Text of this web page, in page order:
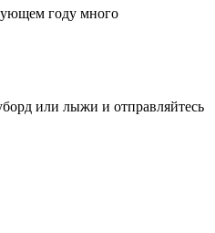
году много
или лыжи и отправляйтесь